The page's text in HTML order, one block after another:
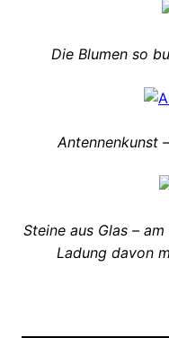
Die Blumen so
Antennenkunst
Steine aus Glas –
Ladung davon